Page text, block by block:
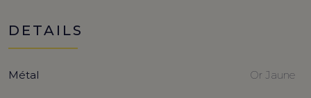
DETAILS
Métal Or Jaune